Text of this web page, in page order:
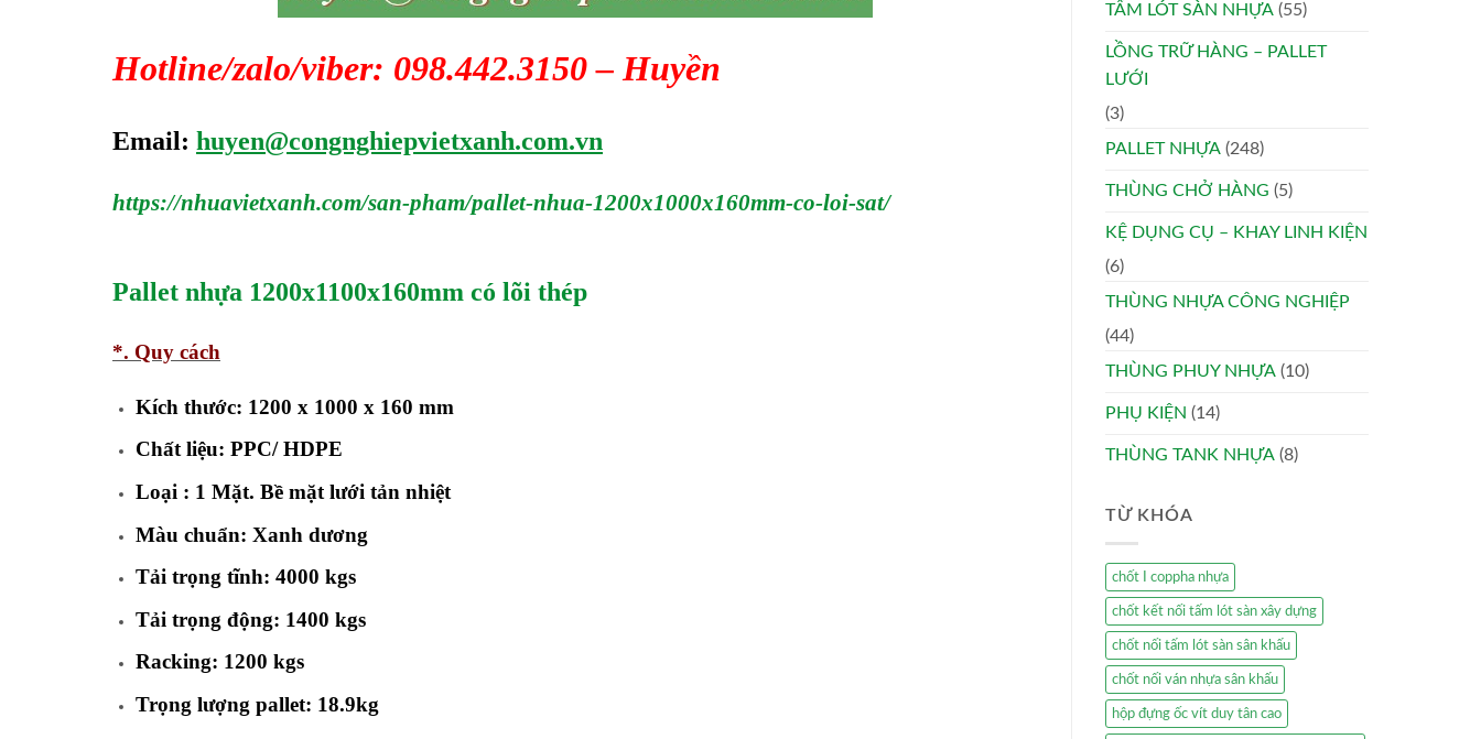
Hotline/zalo/viber: 098.442.3150 – Huyền
Email: huyen@congnghiepvietxanh.com.vn
https://nhuavietxanh.com/san-pham/pallet-nhua-1200x1000x160mm-co-loi-sat/
Pallet nhựa 1200x1100x160mm có lõi thép
*. Quy cách
Kích thước: 1200 x 1000 x 160 mm
Chất liệu: PPC/ HDPE
Loại : 1 Mặt. Bề mặt lưới tản nhiệt
Màu chuẩn: Xanh dương
Tải trọng tĩnh: 4000 kgs
Tải trọng động: 1400 kgs
Racking: 1200 kgs
Trọng lượng pallet: 18.9kg
TẤM LÓT SÀN NHỰA (55)
LỒNG TRỮ HÀNG – PALLET
LƯỚI
(3)
PALLET NHỰA (248)
THÙNG CHỞ HÀNG (5)
KỆ DỤNG CỤ – KHAY LINH KIỆN
(6)
THÙNG NHỰA CÔNG NGHIỆP
(44)
THÙNG PHUY NHỰA (10)
PHỤ KIỆN (14)
THÙNG TANK NHỰA (8)
TỪ KHÓA
chốt I coppha nhựa
chốt kết nối tấm lót sàn xây dựng
chốt nối tấm lót sàn sân khấu
chốt nối ván nhựa sân khấu
hộp đựng ốc vít duy tân cao